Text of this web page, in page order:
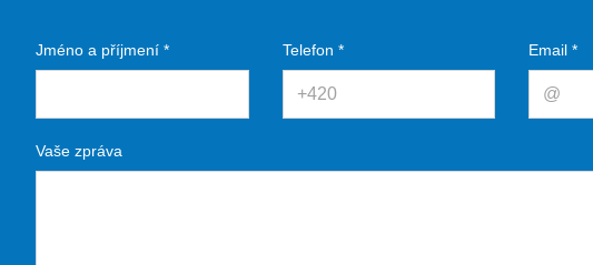
Jméno a příjmení * Telefon * Email *
Vaše zpráva